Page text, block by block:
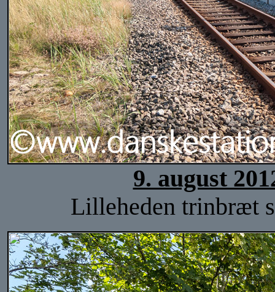
9. august
Lilleheden trinbræt